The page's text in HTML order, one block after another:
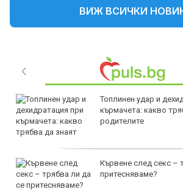
ВИЖ ВСИЧКИ
Топлинен удар и
кърмачета: какво
родителите
Кървене след секс –
притесняваме?